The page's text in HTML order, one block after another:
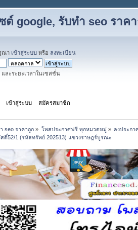
ต์ google, รับทำ seo ราค
ณา เข้าสู่ระบบ หรือ ลงทะเบียน
ละระยะเวลาในเซสชั่น
เข้าสู่ระบบ สมัครสมาชิก
seo ราคาถูก » โพสประกาศฟรี ทุกหมวดหมู่» ลงประกา
ดิ์52/1 (รหัสทรัพย์ 202513) แขวงราษฎร์บูรณะ